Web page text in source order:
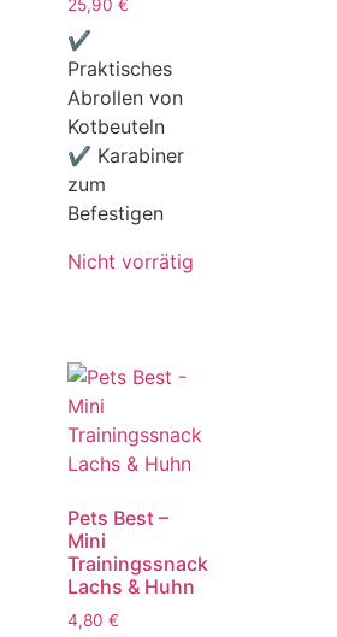
25,90 €
✔
Praktisches
Abrollen von
Kotbeuteln
✔ Karabiner
zum
Befestigen
Nicht vorrätig
Pets Best –
Mini
Trainingssnack
Lachs & Huhn
4,80 €